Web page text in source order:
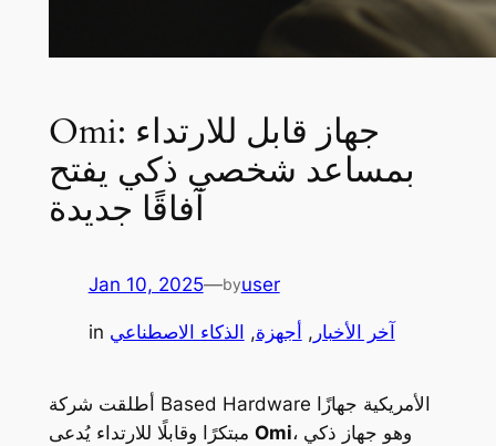
Omi: جهاز قابل للارتداء
بمساعد شخصي ذكي يفتح
آفاقًا جديدة
Jan 10, 2025—byuser
in آخر الأخبار , أجهزة, الذكاء الاصطناعي
أطلقت شركة Based Hardware الأمريكية جهازًا
Omi، وهو جهاز ذكي